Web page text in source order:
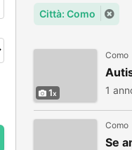
Città: Como
1
Como
1
Como
Se